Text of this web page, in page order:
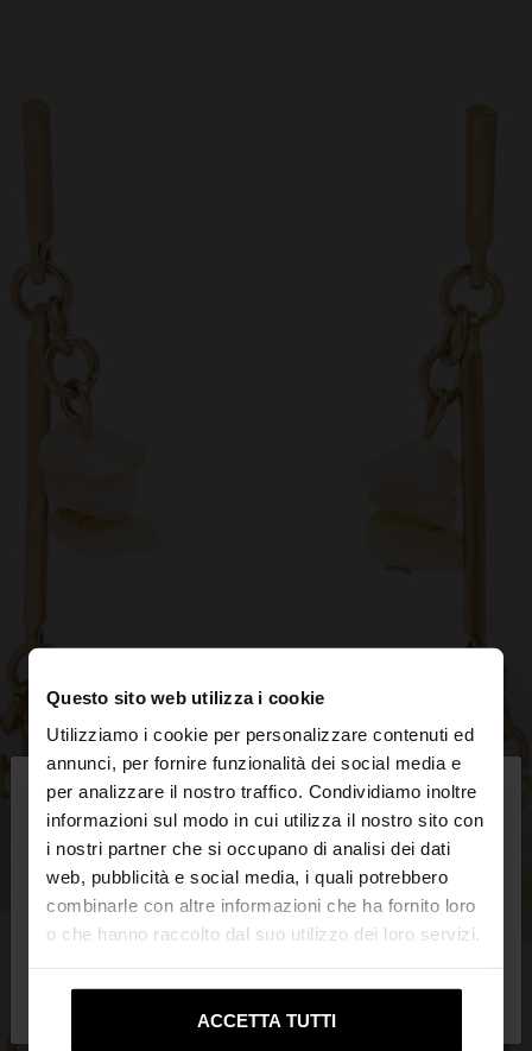
Questo sito web utilizza i cookie
Utilizziamo i cookie per personalizzare contenuti ed
annunci, per fornire funzionalità dei social media e
per analizzare il nostro traffico. Condividiamo inoltre
informazioni sul modo in cui utilizza il nostro sito con
i nostri partner che si occupano di analisi dei dati
web, pubblicità e social media, i quali potrebbero
combinarle con altre informazioni che ha fornito loro
o che hanno raccolto dal suo utilizzo dei loro servizi.
ACCETTA TUTTI
ciao ×
Stai accedendo al sito da Svizzera. Vuoi navigare
sul nostro sito United States?